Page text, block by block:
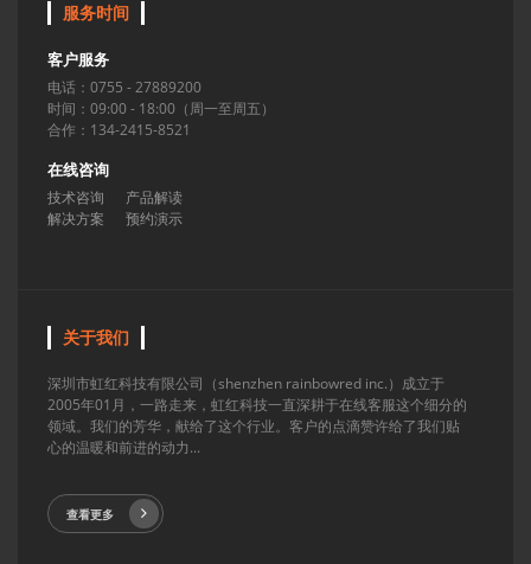
服务时间
客户服务
电话：0755 - 27889200
时间：09:00 - 18:00（周一至周五）
合作：134-2415-8521
在线咨询
技术咨询
产品解读
解决方案
预约演示
关于我们
深圳市虹红科技有限公司（shenzhen rainbowred inc.）成立于
2005年01月，一路走来，虹红科技一直深耕于在线客服这个细分的
领域。我们的芳华，献给了这个行业。客户的点滴赞许给了我们贴
心的温暖和前进的动力...
查看更多